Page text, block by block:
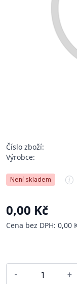
Číslo zboží:
Výrobce:
Není skladem
0,00 Kč
Cena bez DPH: 0,00
- +